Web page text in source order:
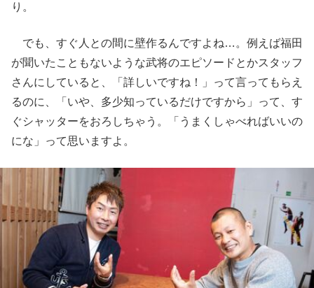
り。
でも、すぐ人との間に壁作るんですよね…。例えば福田
が聞いたこともないような武将のエピソードとかスタッフ
さんにしていると、「詳しいですね！」って言ってもらえ
るのに、「いや、多少知っているだけですから」って、す
ぐシャッターをおろしちゃう。「うまくしゃべればいいの
にな」って思いますよ。